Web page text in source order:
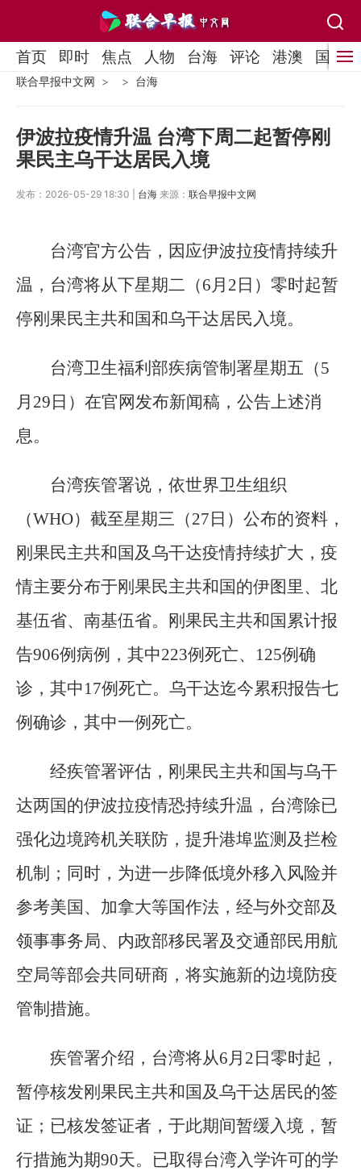
首页 即时 焦点 人物 台海 评论 港澳 国际
联合早报中文网 台海
伊波拉疫情升温 台湾下周二起暂停刚
果民主乌干达居民入境
发布：2026-05-29 18:30 | 台海 来源： 联合早报中文网
台湾官方公告，因应伊波拉疫情持续升
温，台湾将从下星期二（6月2日）零时起暂
停刚果民主共和国和乌干达居民入境。
台湾卫生福利部疾病管制署星期五（5
月29日）在官网发布新闻稿，公告上述消
息。
台湾疾管署说，依世界卫生组织
（WHO）截至星期三（27日）公布的资料，
刚果民主共和国及乌干达疫情持续扩大，疫
情主要分布于刚果民主共和国的伊图里、北
基伍省、南基伍省。刚果民主共和国累计报
告906例病例，其中223例死亡、125例确
诊，其中17例死亡。乌干达迄今累积报告七
例确诊，其中一例死亡。
经疾管署评估，刚果民主共和国与乌干
达两国的伊波拉疫情恐持续升温，台湾除已
强化边境跨机关联防，提升港埠监测及拦检
机制；同时，为进一步降低境外移入风险并
参考美国、加拿大等国作法，经与外交部及
领事事务局、内政部移民署及交通部民用航
空局等部会共同研商，将实施新的边境防疫
管制措施。
疾管署介绍，台湾将从6月2日零时起，
暂停核发刚果民主共和国及乌干达居民的签
证；已核发签证者，于此期间暂缓入境，暂
行措施为期90天。已取得台湾入学许可的学